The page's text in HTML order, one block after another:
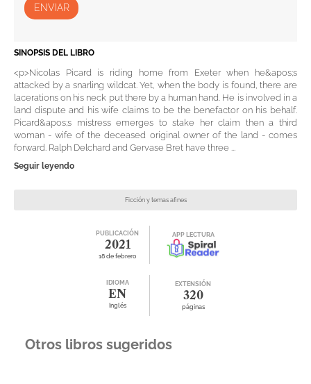
ENVIAR
SINOPSIS DEL LIBRO
<p>Nicolas Picard is riding home from Exeter when he&apos;s
attacked by a snarling wildcat. Yet, when the body is found, there are
lacerations on his neck put there by a human hand. He is involved in a
land dispute and his wife claims to be the benefactor on his behalf.
Picard&apos;s mistress emerges to stake her claim then a third
woman - wife of the deceased original owner of the land - comes
forward. Ralph Delchard and Gervase Bret have three ...
Seguir leyendo
Ficción y temas afines
PUBLICACIÓN
2021
18 de febrero
APP LECTURA
IDIOMA
EN
Inglés
EXTENSIÓN
320
páginas
Otros libros sugeridos